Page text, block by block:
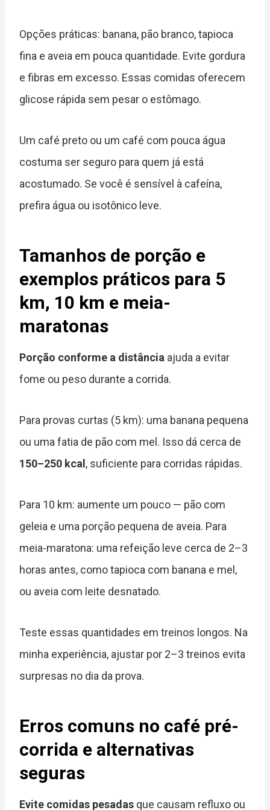
Opções práticas: banana, pão branco, tapioca
fina e aveia em pouca quantidade. Evite gordura
e fibras em excesso. Essas comidas oferecem
glicose rápida sem pesar o estômago.
Um café preto ou um café com pouca água
costuma ser seguro para quem já está
acostumado. Se você é sensível à cafeína,
prefira água ou isotônico leve.
Tamanhos de porção e
exemplos práticos para 5
km, 10 km e meia-
maratonas
Porção conforme a distância ajuda a evitar
fome ou peso durante a corrida.
Para provas curtas (5 km): uma banana pequena
ou uma fatia de pão com mel. Isso dá cerca de
150–250 kcal , suficiente para corridas rápidas.
Para 10 km: aumente um pouco — pão com
geleia e uma porção pequena de aveia. Para
meia-maratona: uma refeição leve cerca de 2–3
horas antes, como tapioca com banana e mel,
ou aveia com leite desnatado.
Teste essas quantidades em treinos longos. Na
minha experiência, ajustar por 2–3 treinos evita
surpresas no dia da prova.
Erros comuns no café pré-
corrida e alternativas
seguras
Evite comidas pesadas que causam refluxo ou